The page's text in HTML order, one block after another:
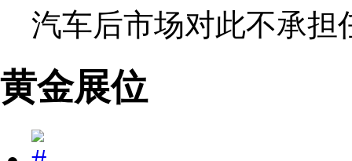
汽车后市场对此不承担
黄金展位